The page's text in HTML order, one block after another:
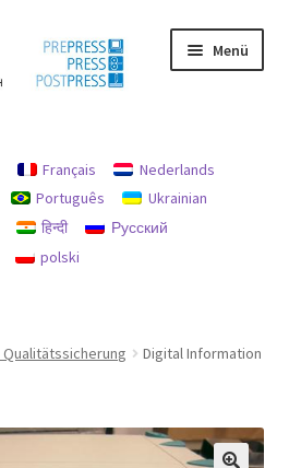
Menü
Français
Nederlands
Português
Ukrainian
हिन्दी
Русский
polski
Digital Information